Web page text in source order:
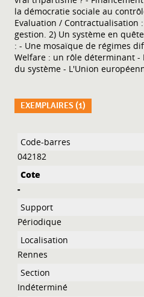
la démocratie sociale au
Evaluation / Contractualisation
gestion. 2) Un système en
: - Une mosaïque de régimes difficiles à piloter - L'élite du
Welfare : un rôle déterminant -
du système - L'Union
EXEMPLAIRES (1)
Liste des exemplaires
042182
-
Périodique
Rennes
Indéterminé